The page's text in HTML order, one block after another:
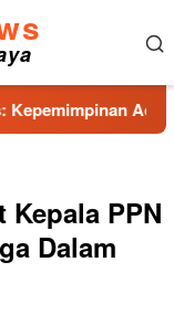
Adalah Talenta
PPN
Dalam